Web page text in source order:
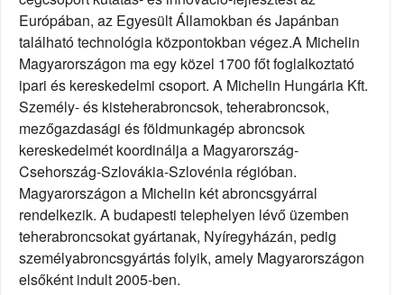
Európában, az Egyesült Államokban és Japánban
található technológia központokban végez.A Michelin
Magyarországon ma egy közel 1700 főt foglalkoztató
ipari és kereskedelmi csoport. A Michelin Hungária Kft.
Személy- és kisteherabroncsok, teherabroncsok,
mezőgazdasági és földmunkagép abroncsok
kereskedelmét koordinálja a Magyarország-
Csehország-Szlovákia-Szlovénia régióban.
Magyarországon a Michelin két abroncsgyárral
rendelkezik. A budapesti telephelyen lévő üzemben
teherabroncsokat gyártanak, Nyíregyházán, pedig
személyabroncsgyártás folyik, amely Magyarországon
elsőként indult 2005-ben.